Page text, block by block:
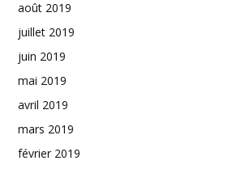
août 2019
juillet 2019
juin 2019
mai 2019
avril 2019
mars 2019
février 2019